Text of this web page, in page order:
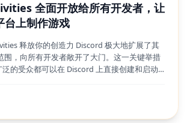
全面开放给所有开发者，让
台上制作游戏
释放你的创造力 Discord 极大地扩展了其
围，向所有开发者敞开了大门。这一关键举措
的受众都可以在 Discord 上直接创建和启动
需额外的下载或复杂的设置。Discord
些共享体验变为现实，将你的语音聊天转变为
乐中心。